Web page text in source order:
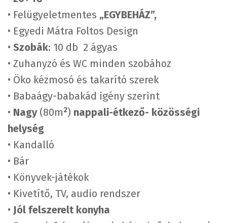
• Felügyeletmentes „EGYBEHÁZ”,
• Egyedi Mátra Foltos Design
• Szobák: 10 db 2 ágyas
• Zuhanyzó és WC minden szobához
• Öko kézmosó és takarító szerek
• Babaágy-babakád igény szerint
• Nagy (80m2) nappali-étkező- közösségi
helység
• Kandalló
• Bár
• Könyvek-játékok
• Kivetítő, TV, audio rendszer
• Jól felszerelt konyha